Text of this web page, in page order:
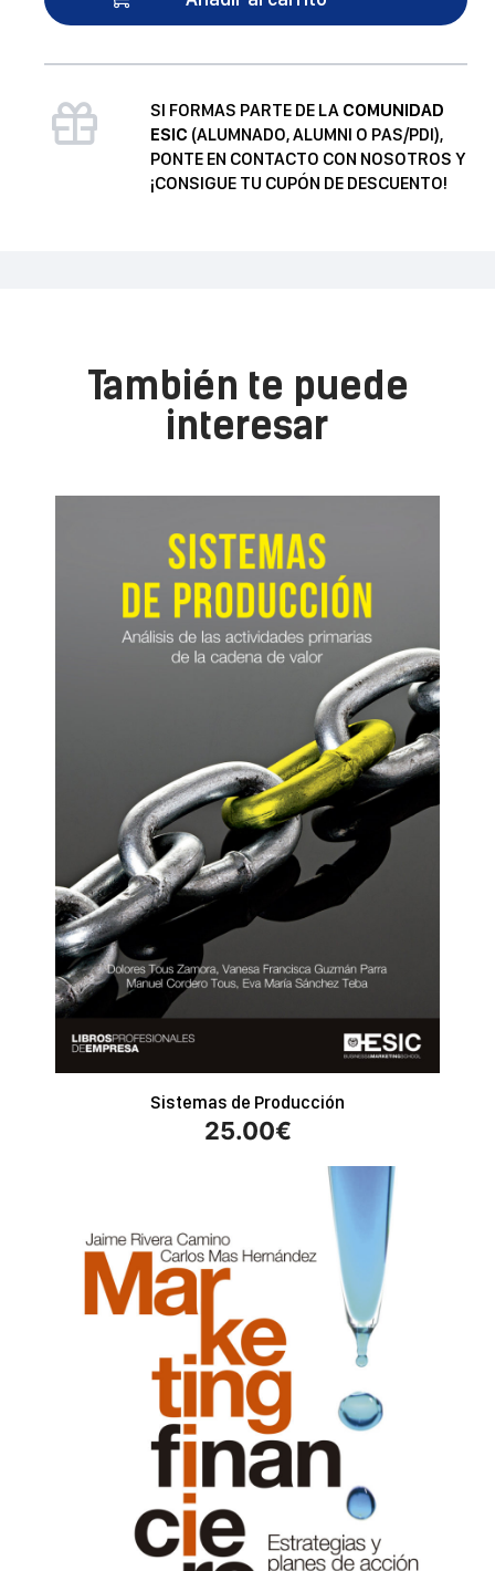
cantidad
SI FORMAS PARTE DE LA COMUNIDAD
ESIC (ALUMNADO, ALUMNI O PAS/PDI),
PONTE EN CONTACTO CON NOSOTROS Y
¡CONSIGUE TU CUPÓN DE DESCUENTO!
También te puede
interesar
Sistemas de Producción
25.00€